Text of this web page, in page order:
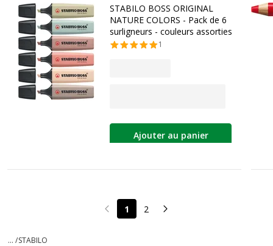
STABILO BOSS ORIGINAL
NATURE COLORS - Pack de 6
surligneurs - couleurs assorties
1
Ajouter au panier
Page précédente
1 2 Page suivante
... /STABILO